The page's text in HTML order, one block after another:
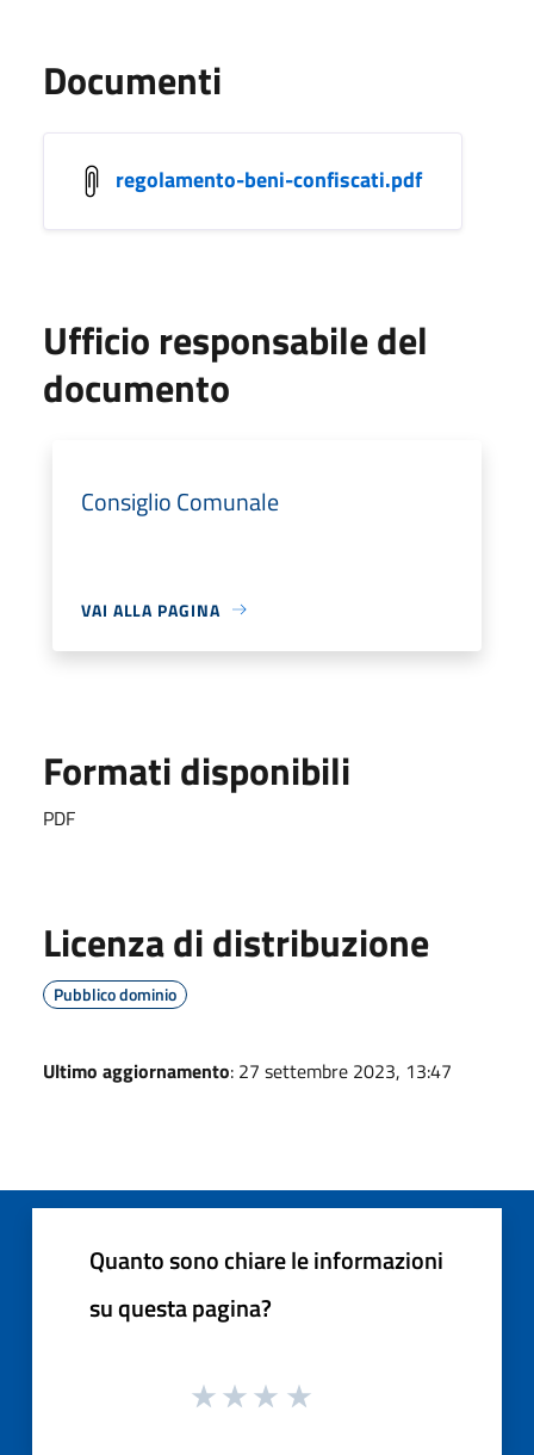
Documenti
regolamento-beni-confiscati.pdf
Ufficio responsabile del
documento
Consiglio Comunale
VAI ALLA PAGINA
Formati disponibili
PDF
Licenza di distribuzione
Pubblico dominio
Ultimo aggiornamento: 27 settembre 2023, 13:47
Quanto sono chiare le informazioni
su questa pagina?